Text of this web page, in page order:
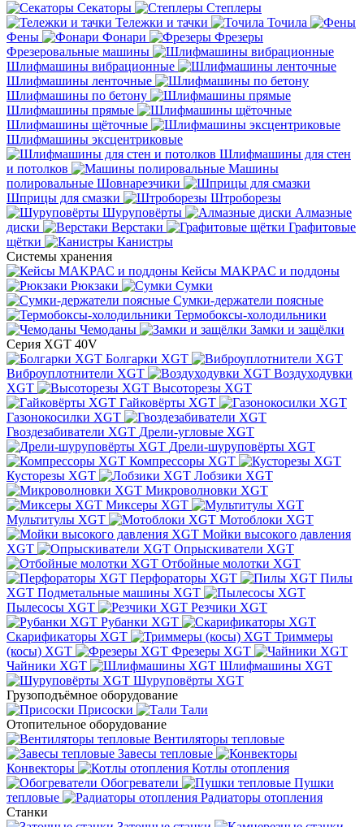
Секаторы
Степлеры
Тележки и тачки
Точила
Фены
Фонари
Фрезеры
Фрезеровальные машины
Шлифмашины вибрационные
Шлифмашины ленточные
Шлифмашины по бетону
Шлифмашины прямые
Шлифмашины щёточные
Шлифмашины эксцентриковые
Шлифмашины для стен
и потолков
Машины
полировальные Шовнарезчики
Шприцы для смазки
Штроборезы
Шуруповёрты
Алмазные
диски
Верстаки
Графитовые
щётки
Канистры
Системы хранения
Кейсы MAKPAC и поддоны
Рюкзаки
Сумки
Сумки-держатели поясные
Термобоксы-холодильники
Чемоданы
Замки и защёлки
Серия XGT 40V
Болгарки XGT
Виброуплотнители XGT
Воздуходувки
XGT
Высоторезы XGT
Гайковёрты XGT
Газонокосилки XGT
Гвоздезабиватели XGT Дрели-угловые XGT
Дрели-шуруповёрты XGT
Компрессоры XGT
Кусторезы XGT
Лобзики XGT
Микроволновки XGT
Миксеры XGT
Мультитулы XGT
Мотоблоки XGT
Мойки высокого давления
XGT
Опрыскиватели XGT
Отбойные молотки XGT
Перфораторы XGT
Пилы
XGT Подметальные машины XGT
Пылесосы XGT
Резчики XGT
Рубанки XGT
Скарификаторы XGT
Триммеры
(косы) XGT
Фрезеры XGT
Чайники XGT
Шлифмашины XGT
Шуруповёрты XGT
Грузоподъёмное оборудование
Присоски
Тали
Отопительное оборудование
Вентиляторы тепловые
Завесы тепловые
Конвекторы
Котлы отопления
Обогреватели
Пушки
тепловые
Радиаторы отопления
Станки